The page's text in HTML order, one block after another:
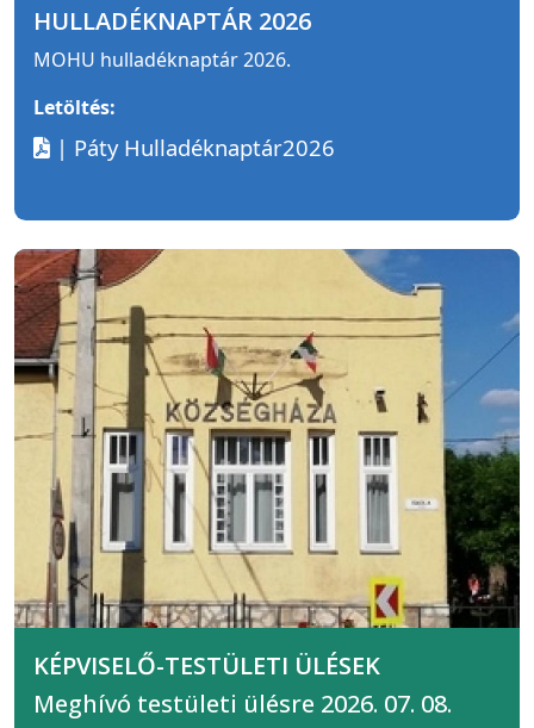
HULLADÉKNAPTÁR 2026
MOHU hulladéknaptár 2026.
Letöltés:
| Páty Hulladéknaptár2026
KÉPVISELŐ-TESTÜLETI ÜLÉSEK
Meghívó testületi ülésre 2026. 07. 08.